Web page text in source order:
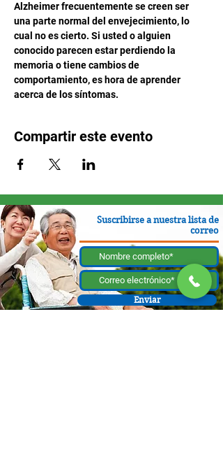
Alzheimer frecuentemente se creen ser
una parte normal del envejecimiento, lo
cual no es cierto. Si usted o alguien
conocido parecen estar perdiendo la
memoria o tiene cambios de
comportamiento, es hora de aprender
acerca de los síntomas.
Compartir este evento
Suscribirse a nuestra lista de
correo
Enviar